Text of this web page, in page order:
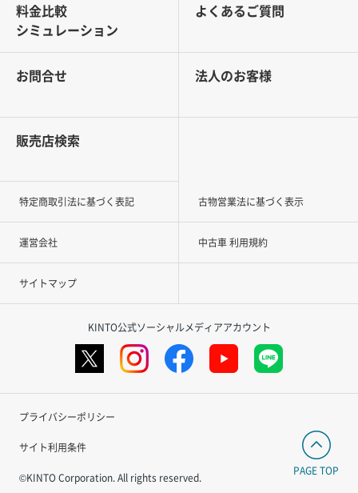
料金比較
シミュレーション
よくあるご質問
お問合せ 法人のお客様
販売店検索
特定商取引法に基づく表記 古物営業法に基づく表示
運営会社 中古車 利用規約
サイトマップ
KINTO公式ソーシャルメディアアカウント
プライバシーポリシー
サイト利用条件
©KINTO Corporation. All rights reserved.
PAGE TOP